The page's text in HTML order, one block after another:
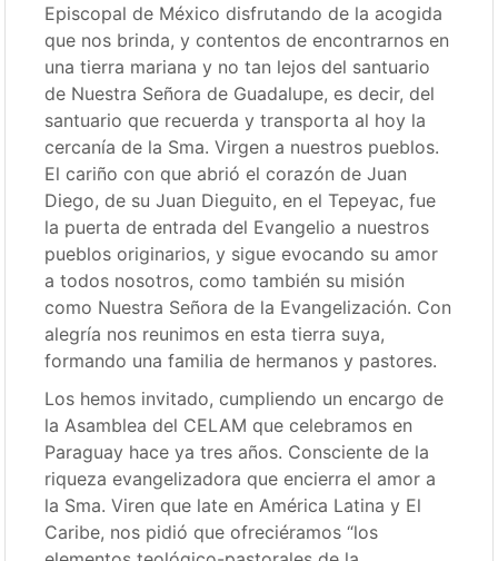
Episcopal de México disfrutando de la acogida
que nos brinda, y contentos de encontrarnos en
una tierra mariana y no tan lejos del santuario
de Nuestra Señora de Guadalupe, es decir, del
santuario que recuerda y transporta al hoy la
cercanía de la Sma. Virgen a nuestros pueblos.
El cariño con que abrió el corazón de Juan
Diego, de su Juan Dieguito, en el Tepeyac, fue
la puerta de entrada del Evangelio a nuestros
pueblos originarios, y sigue evocando su amor
a todos nosotros, como también su misión
como Nuestra Señora de la Evangelización. Con
alegría nos reunimos en esta tierra suya,
formando una familia de hermanos y pastores.
Los hemos invitado, cumpliendo un encargo de
la Asamblea del CELAM que celebramos en
Paraguay hace ya tres años. Consciente de la
riqueza evangelizadora que encierra el amor a
la Sma. Viren que late en América Latina y El
Caribe, nos pidió que ofreciéramos “los